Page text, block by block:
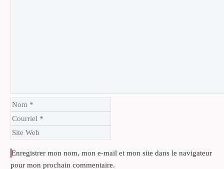
Enregistrer mon nom, mon e-mail et mon site dans le navigateur
pour mon prochain commentaire.